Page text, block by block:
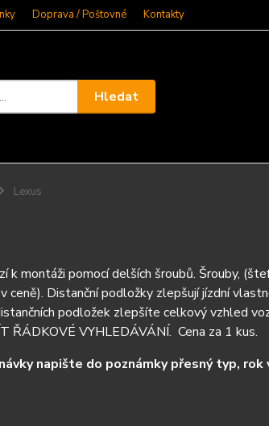
Doprava / Poštovné Kontakty
Hledat
Lexus
k montáži pomocí delších šroubů. Šrouby,
ceně). Distanční podložky zlepšují jízdní
podložek zlepšíte celkový vzhled
ŘÁDKOVÉ VYHLEDÁVÁNÍ. Cena za 1 kus.
napište do poznámky přesný typ, rok